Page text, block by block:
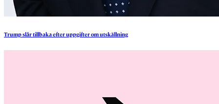
Trumpslårtillbakaefteruppgifteromutskällning